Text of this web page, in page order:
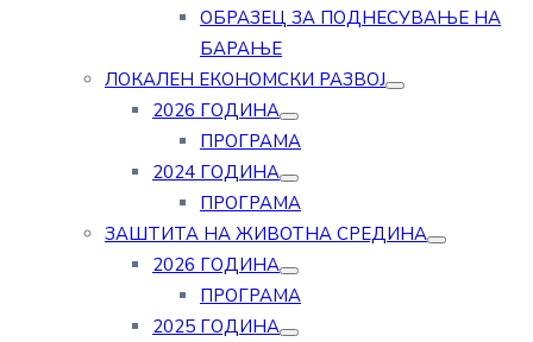
ОБРАЗЕЦ ЗА ПОДНЕСУВАЊЕ НА
БАРАЊЕ
ЛОКАЛЕН ЕКОНОМСКИ РАЗВОЈ
2026 ГОДИНА
ПРОГРАМА
2024 ГОДИНА
ПРОГРАМА
ЗАШТИТА НА ЖИВОТНА СРЕДИНА
2026 ГОДИНА
ПРОГРАМА
2025 ГОДИНА